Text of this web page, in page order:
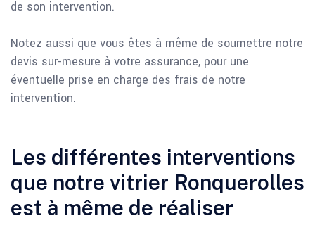
de son intervention.
Notez aussi que vous êtes à même de soumettre notre
devis sur-mesure à votre assurance, pour une
éventuelle prise en charge des frais de notre
intervention.
Les différentes interventions
que notre vitrier Ronquerolles
est à même de réaliser